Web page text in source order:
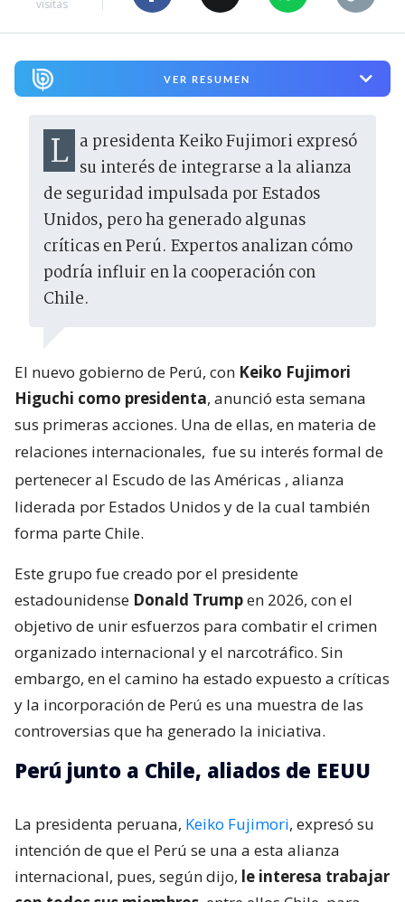
visitas
VER RESUMEN
La presidenta Keiko Fujimori expresó su interés de integrarse a la alianza
de seguridad impulsada por Estados
Unidos, pero ha generado algunas
críticas en Perú. Expertos analizan cómo
podría influir en la cooperación con
Chile.
El nuevo gobierno de Perú, con Keiko Fujimori
Higuchi como presidenta, anunció esta semana
sus primeras acciones. Una de ellas, en materia de
relaciones internacionales, fue su interés formal de
pertenecer al Escudo de las Américas , alianza
liderada por Estados Unidos y de la cual también
forma parte Chile.
Este grupo fue creado por el presidente
estadounidense Donald Trumpen 2026, con el
objetivo de unir esfuerzos para combatir el crimen
organizado internacional y el narcotráfico. Sin
embargo, en el camino ha estado expuesto a críticas
y la incorporación de Perú es una muestra de las
controversias que ha generado la iniciativa.
Perú junto a Chile, aliados de EEUU
La presidenta peruana, Keiko Fujimori, expresó su
intención de que el Perú se una a esta alianza
internacional, pues, según dijo, le interesa trabajar